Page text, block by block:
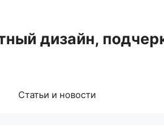
дизайн,
Статьи и новости